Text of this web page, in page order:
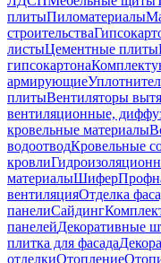
плитыПиломатериалы
строительства
листыЦементные плиты
гипсокартона
армирующие
плитыВентиляторы
вентиляционные,
кровельные материалы
водоотводКровельные
кровли
материалыШифер
вентиляцияОтделка
панелиСайдинг
панелейДекоративные
плитка для фасада
отделкиОтопление